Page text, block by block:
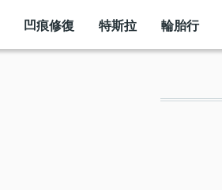
凹痕修復 特斯拉 輪胎行